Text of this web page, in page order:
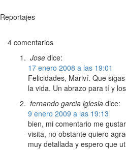
Reportajes
4 comentarios
Jose dice:
17 enero 2008 a las 19:01
Felicidades, Mariví. Que
la vida. Un abrazo para tí y
fernando garcia iglesia dice:
9 enero 2009 a las 19:13
bien, mi comentario me
visita, no obstante quiero
muy detallada y espero que